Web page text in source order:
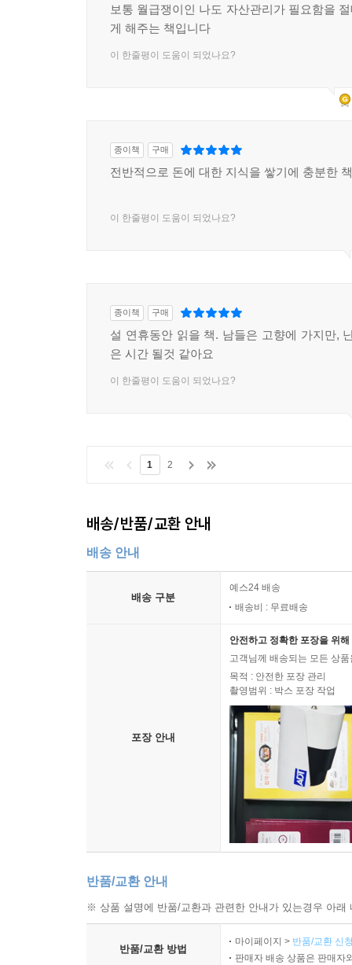
보통 월급쟁이인 나도 자산관리가 필요함을
게 해주는 책입니다
이 한줄평이 도움이 되었나요?
종이책 구매
전반적으로 돈에 대한 지식을 쌓기에 충분한 책
이 한줄평이 도움이 되었나요?
종이책 구매
설 연휴동안 읽을 책. 남들은 고향에 가지만,
은 시간 될것 같아요
이 한줄평이 도움이 되었나요?
1 2
배송/반품/교환 안내
배송 안내
배송 구분
예스24 배송
배송비 : 무료배송
포장 안내
안전하고 정확한 포장을 위
고객님께 배송되는 모든 상
목적 : 안전한 포장 관리
촬영범위 : 박스 포장 작업
반품/교환 안내
※ 상품 설명에 반품/교환과 관련한 안내가 있는경우 아
반품/교환 방법
마이페이지 > 반품/교환 신
판매자 배송 상품은 판매자